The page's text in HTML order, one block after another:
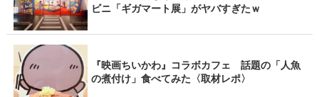
ビニ「ギガマート展」がヤバすぎたｗ
『映画ちいかわ』コラボカフェ 話題の「人魚
の煮付け」食べてみた〈取材レポ〉